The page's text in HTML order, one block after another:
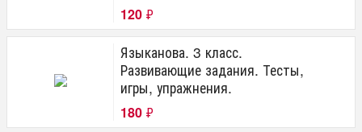
120 ₽
Языканова. 3 класс.
Развивающие задания. Тесты,
игры, упражнения.
180 ₽